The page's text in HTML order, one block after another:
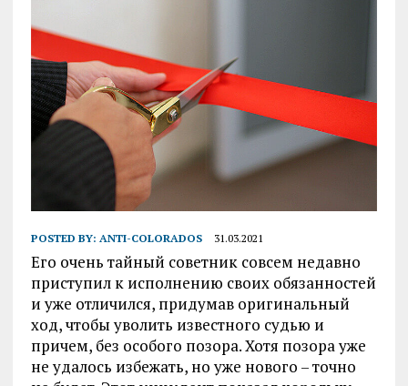
POSTED BY: ANTI-COLORADOS 31.03.2021
Его очень тайный советник совсем недавно
приступил к исполнению своих обязанностей
и уже отличился, придумав оригинальный
ход, чтобы уволить известного судью и
причем, без особого позора. Хотя позора уже
не удалось избежать, но уже нового – точно